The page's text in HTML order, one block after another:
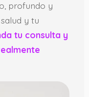
profundo y
y tu
tu consulta y